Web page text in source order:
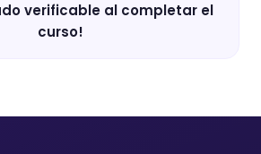
verificable al completar el
curso!